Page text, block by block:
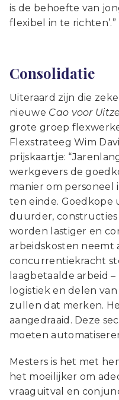
is de behoefte van
flexibel in te richten’.”
Consolidatie
Uiteraard zijn die
nieuwe Cao voor
grote groep
Flexstrateeg Wim
prijskaartje:
werkgevers de
manier om
ten einde.
duurder, constructies
worden lastiger en
arbeidskosten neemt
concurrentiekracht
laagbetaalde arbeid
logistiek en delen
zullen dat merken.
aangedraaid. Deze
moeten
Mesters is het met
het moeilijker om
vraaguitval en